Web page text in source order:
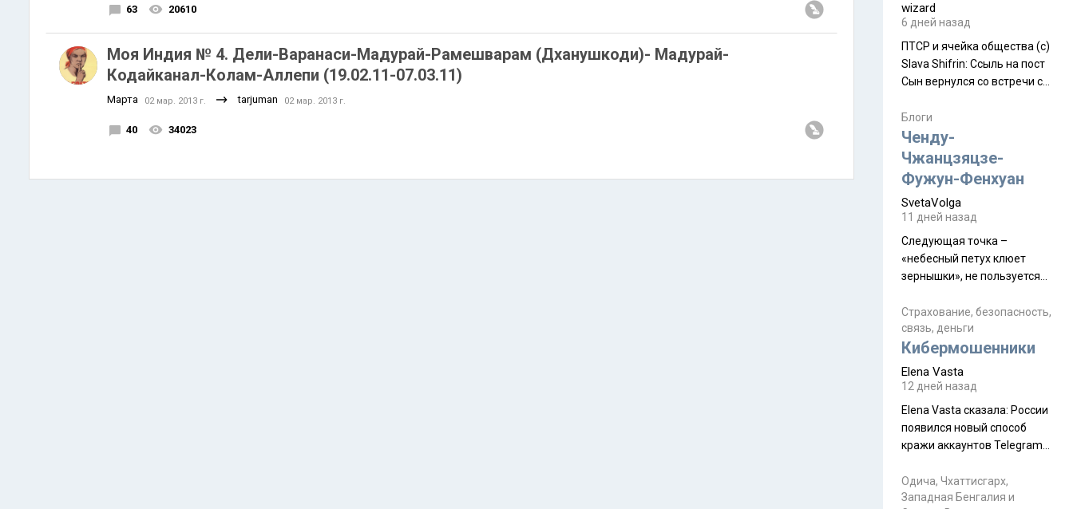
63 20610
Моя Индия № 4. Дели-Варанаси-Мадурай-Рамешварам (Дханушкоди)- Мадурай-
Кодайканал-Колам-Аллепи (19.02.11-07.03.11)
Марта 02 мар. 2013 г. tarjuman 02 мар. 2013 г.
40 34023
wizard
6 дней назад
ПТСР и ячейка общества (с)
Slava Shifrin: Ссыль на пост
Сын вернулся со встречи с
уже, как демобилизовались,
а продолжают встречаться
почти каждую неделю) и с
порога сообщил: "Эйтан
разводится!" Эйтан -
мальчик из религиозной
семьи, из тех, кого называют
"вязаные кипы". С 2022-го
Блоги
Ченду-
Чжанцзяцзе-
Фужун-Фенхуан
SvetaVolga
11 дней назад
Следующая точка –
«небесный петух клюет
зернышки», не пользуется
заслужено, и чтобы попасть
на начало тропы показали
водителю карту, иначе
Пошли туда, потому что я
отзывов. По мне – сплошная
физуха, долгий спуск, потом
подъем по этому же пути.
Пока
Страхование, безопасность,
связь, деньги
Кибермошенники
Elena Vasta
12 дней назад
Elena Vasta сказалa: России
появился новый способ
кражи аккаунтов Telegram
Прочитайте! У моих двух
знакомых вот так увели
Одича, Чхаттисгарх,
Западная Бенгалия и